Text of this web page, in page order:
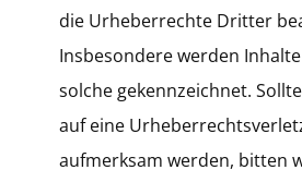
die Urheberrechte Dritter
Insbesondere werden
solche gekennzeichnet.
auf eine
aufmerksam werden, bitten